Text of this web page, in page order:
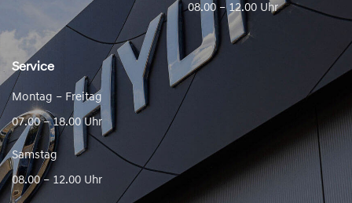
08.00 – 12.00 Uhr
Service
Montag – Freitag
07.00 – 18.00 Uhr
Samstag
08.00 – 12.00 Uhr